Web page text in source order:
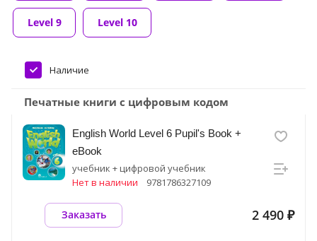
Level 9 Level 10
Наличие
Печатные книги с цифровым кодом
English World Level 6 Pupil's Book +
eBook
учебник + цифровой учебник
Нет в наличии
9781786327109
2 490 ₽
Заказать